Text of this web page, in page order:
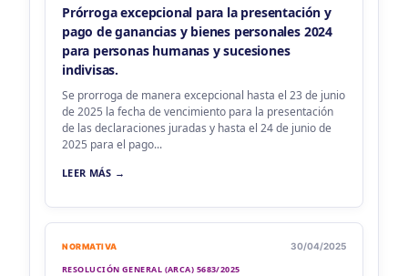
Prórroga excepcional para la presentación y
pago de ganancias y bienes personales 2024
para personas humanas y sucesiones
indivisas.
Se prorroga de manera excepcional hasta el 23 de junio
de 2025 la fecha de vencimiento para la presentación
de las declaraciones juradas y hasta el 24 de junio de
2025 para el pago...
LEER MÁS →
NORMATIVA 30/04/2025
RESOLUCIÓN GENERAL (ARCA) 5683/2025